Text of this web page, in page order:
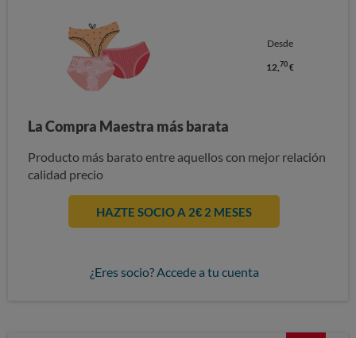
Desde
12, 70€
La Compra Maestra más barata
Producto más barato entre aquellos con mejor relación
calidad precio
HAZTE SOCIO A 2€ 2 MESES
¿Eres socio? Accede a tu cuenta